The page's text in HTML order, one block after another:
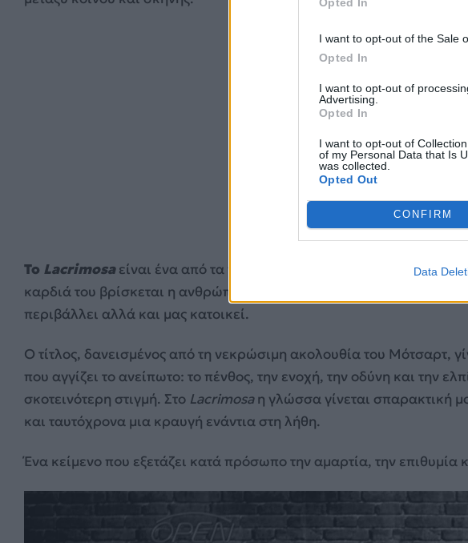
I want to opt-out of the Sale
Opted In
I want to opt-out of
Advertising.
Opted In
I want to opt-out of
of my Personal Data that Is
was collected.
Opted Out
CONFIRM
Data
Το Lacrimosaείναι ένα από τα πιο αιχμηρά και συγκλονιστικά
καρδιά του βρίσκεται η ανθρώπινη απελπισία και η αδυναμία να
περιβάλλει αλλά και μας κατοικεί.
Ο τίτλος, δανεισμένος από τη νεκρώσιμη ακολουθία του Μότσαρτ,
που αγγίζει το ανείπωτο: το πένθος, την ενοχή, την οδύνη και την
σκοτεινότερη στιγμή. Στο Lacrimosaη γλώσσα γίνεται σπαρακτική
και ταυτόχρονα μια κραυγή ενάντια στη λήθη.
Ένα κείμενο που εξετάζει κατά πρόσωπο την αμαρτία, την επιθυμία